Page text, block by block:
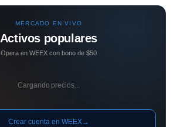
MERCADO EN VIVO
Activos populares
Opera en WEEX con bono de $50
Cargando precios...
Crear cuenta en WEEX→